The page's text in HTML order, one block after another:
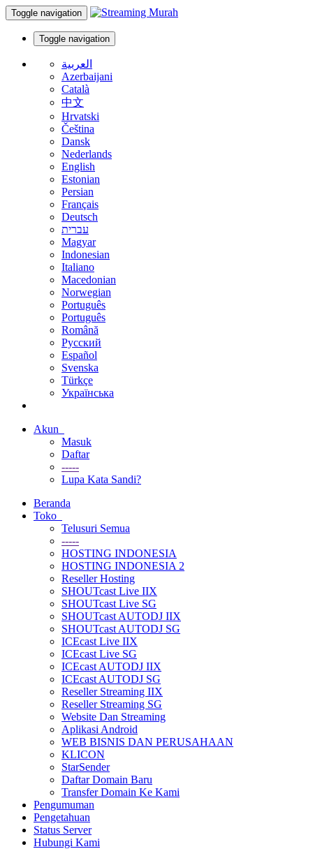
Toggle navigation
Toggle navigation
العربية
Azerbaijani
Català
中文
Hrvatski
Čeština
Dansk
Nederlands
English
Estonian
Persian
Français
Deutsch
עברית
Magyar
Indonesian
Italiano
Macedonian
Norwegian
Português
Português
Română
Русский
Español
Svenska
Türkçe
Українська
Akun
Masuk
Daftar
-----
Lupa Kata Sandi?
Beranda
Toko
Telusuri Semua
-----
HOSTING INDONESIA
HOSTING INDONESIA 2
Reseller Hosting
SHOUTcast Live IIX
SHOUTcast Live SG
SHOUTcast AUTODJ IIX
SHOUTcast AUTODJ SG
ICEcast Live IIX
ICEcast Live SG
ICEcast AUTODJ IIX
ICEcast AUTODJ SG
Reseller Streaming IIX
Reseller Streaming SG
Website Dan Streaming
Aplikasi Android
WEB BISNIS DAN PERUSAHAAN
KLICON
StarSender
Daftar Domain Baru
Transfer Domain Ke Kami
Pengumuman
Pengetahuan
Status Server
Hubungi Kami